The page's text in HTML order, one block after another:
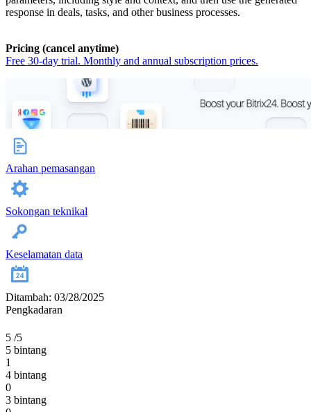
response in deals, tasks, and other business processes.
Pricing (cancel anytime)
Free 30-day trial. Monthly and annual subscription prices.
Arahan pemasangan
Sokongan teknikal
Keselamatan data
Ditambah: 03/28/2025
Pengkadaran
5 /5
5 bintang
1
4 bintang
0
3 bintang